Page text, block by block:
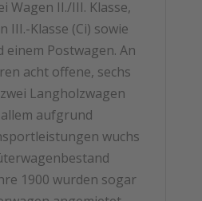
Wagen II./III. Klasse,
III.-Klasse (Ci) sowie
einem Postwagen. An
acht offene, sechs
Langholzwagen
aufgrund
wuchs
1900 wurden sogar